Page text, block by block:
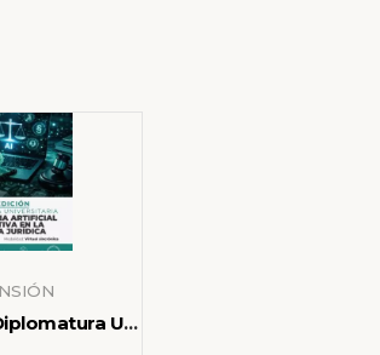
2da Edición – Diplomatura Universitaria en IA Generativa para la Práctica Jurídica